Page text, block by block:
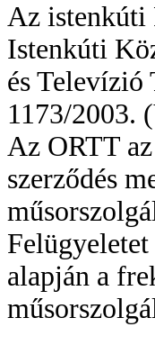
Az istenkúti
Istenkúti
és Televízió
1173/2003.
Az ORTT
szerződés
alapján a